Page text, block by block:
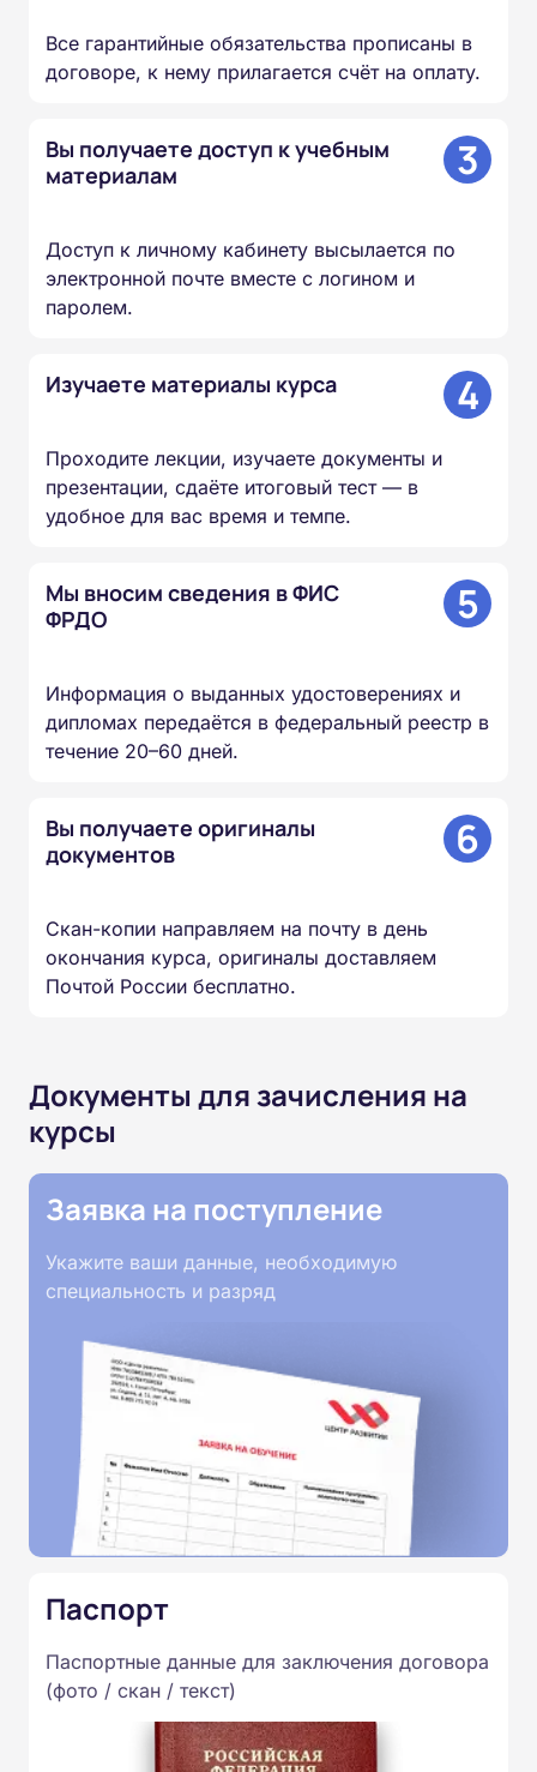
Все гарантийные обязательства прописаны в
договоре, к нему прилагается счёт на оплату.
Вы получаете доступ к учебным
материалам
3
Доступ к личному кабинету высылается по
электронной почте вместе с логином и
паролем.
Изучаете материалы курса 4
Проходите лекции, изучаете документы и
презентации, сдаёте итоговый тест — в
удобное для вас время и темпе.
Мы вносим сведения в ФИС
ФРДО
5
Информация о выданных удостоверениях и
дипломах передаётся в федеральный реестр в
течение 20–60 дней.
Вы получаете оригиналы
документов
6
Скан-копии направляем на почту в день
окончания курса, оригиналы доставляем
Почтой России бесплатно.
Документы для зачисления на
курсы
Заявка на поступление
Укажите ваши данные, необходимую
специальность и разряд
Паспорт
Паспортные данные для заключения договора
(фото / скан / текст)